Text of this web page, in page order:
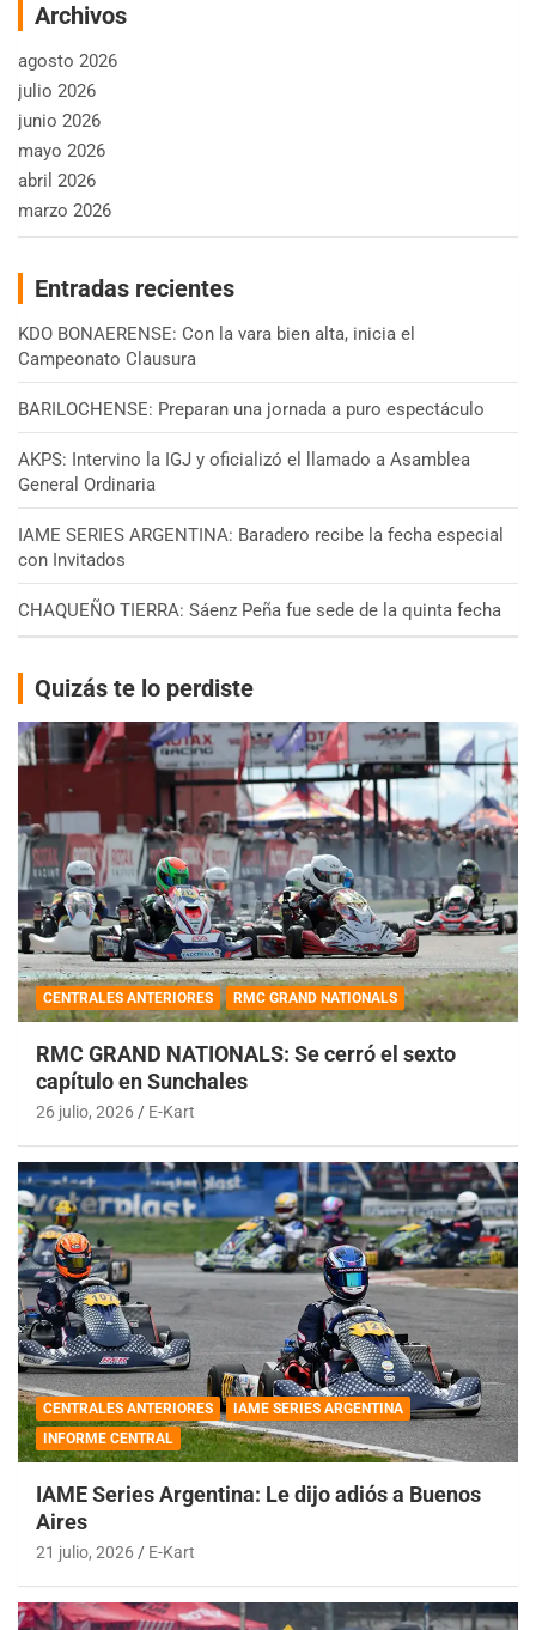
Archivos
agosto 2026
julio 2026
junio 2026
mayo 2026
abril 2026
marzo 2026
Entradas recientes
KDO BONAERENSE: Con la vara bien alta, inicia el
Campeonato Clausura
BARILOCHENSE: Preparan una jornada a puro espectáculo
AKPS: Intervino la IGJ y oficializó el llamado a Asamblea
General Ordinaria
IAME SERIES ARGENTINA: Baradero recibe la fecha especial
con Invitados
CHAQUEÑO TIERRA: Sáenz Peña fue sede de la quinta fecha
Quizás te lo perdiste
CENTRALES ANTERIORES RMC GRAND NATIONALS
RMC GRAND NATIONALS: Se cerró el sexto
capítulo en Sunchales
26 julio, 2026 E-Kart
CENTRALES ANTERIORES
IAME SERIES ARGENTINA
INFORME CENTRAL
IAME Series Argentina: Le dijo adiós a Buenos
Aires
21 julio, 2026 E-Kart